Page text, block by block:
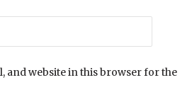
and website in this browser for the